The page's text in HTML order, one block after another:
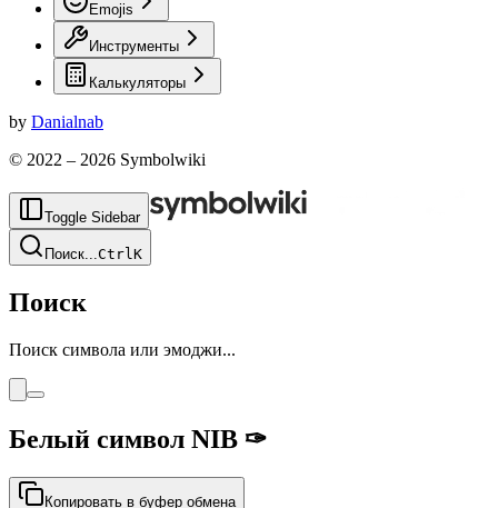
Emojis
Инструменты
Калькуляторы
by Danialnab
© 2022 – 2026 Symbolwiki
Toggle Sidebar
Поиск...CtrlK
Поиск
Поиск символа или эмоджи...
Белый символ NIB ✑
Копировать в буфер обмена